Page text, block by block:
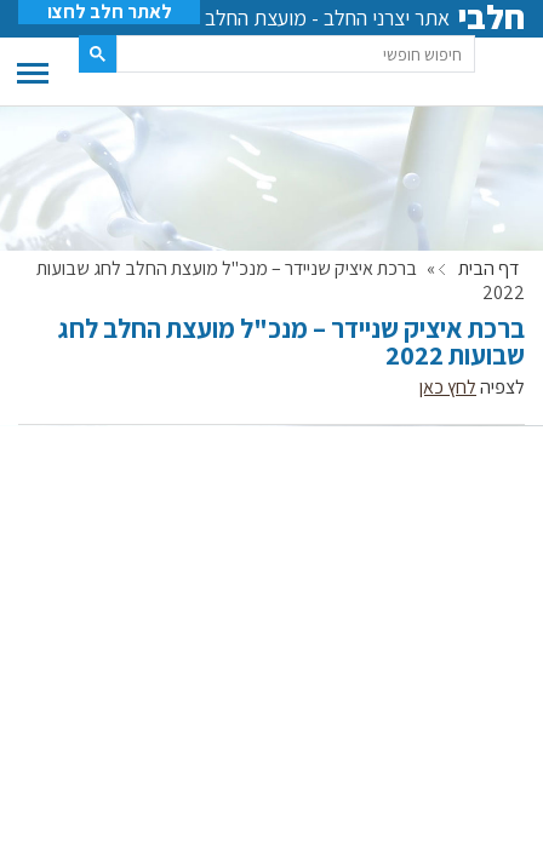
חלבי אתר יצרני החלב - מועצת החלב לאתר חלב לחצו
דף הבית » ברכת איציק שניידר – מנכ"ל מועצת החלב לחג שבועות
2022
ברכת איציק שניידר – מנכ"ל מועצת החלב לחג
שבועות 2022
לצפיהלחץ כאן